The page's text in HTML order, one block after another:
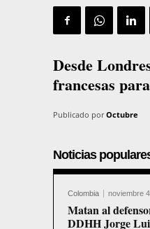
Desde
francesas
Publicado por Octubre
Noticias
Colombia noviembre
Matan al
DDHH Jorge